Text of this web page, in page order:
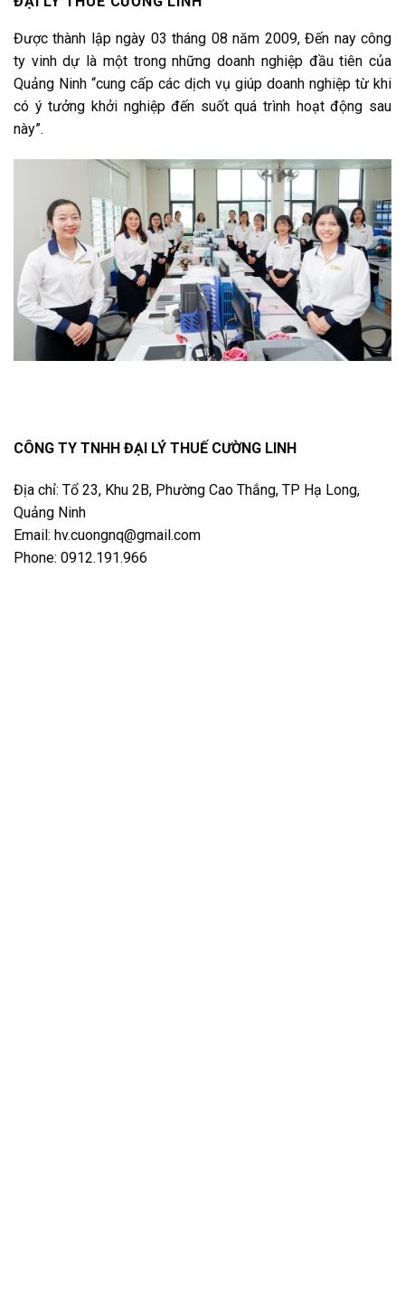
Được thành lập ngày 03 tháng 08 năm 2009, Đến nay công
ty vinh dự là một trong những doanh nghiệp đầu tiên của
Quảng Ninh “cung cấp các dịch vụ giúp doanh nghiệp từ khi
có ý tưởng khởi nghiệp đến suốt quá trình hoạt động sau
này”.
CÔNG TY TNHH ĐẠI LÝ THUẾ CƯỜNG LINH
Địa chỉ: Tổ 23, Khu 2B, Phường Cao Thắng, TP Hạ Long,
Quảng Ninh
Email: hv.cuongnq@gmail.com
Phone: 0912.191.966